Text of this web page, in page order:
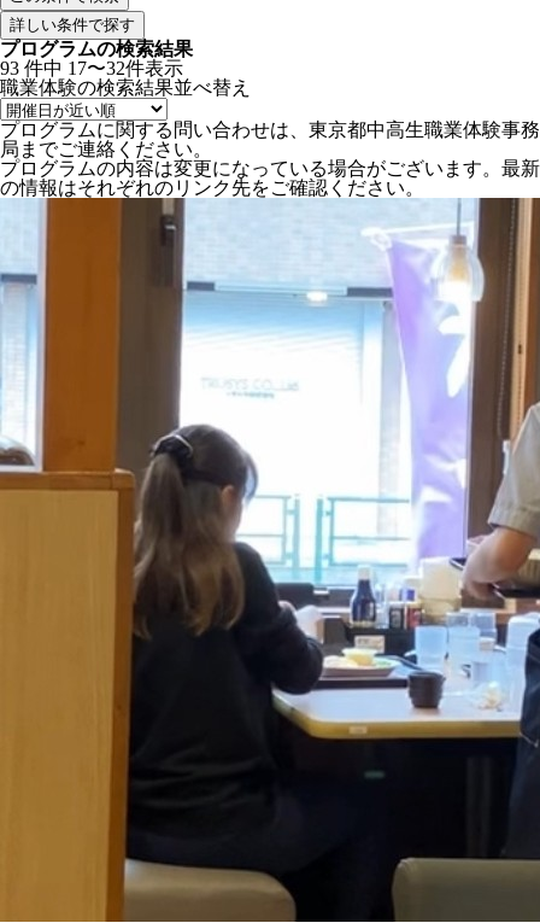
詳しい条件で探す
プログラムの検索結果
93 件中 17〜32件表示
職業体験の検索結果並べ替え
プログラムに関する問い合わせは、東京都中高生職業体験事務
局までご連絡ください。
プログラムの内容は変更になっている場合がございます。最新
の情報はそれぞれのリンク先をご確認ください。